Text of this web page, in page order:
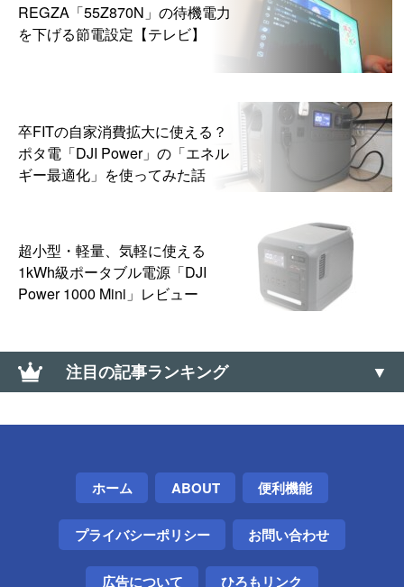
REGZA「55Z870N」の待機電力
を下げる節電設定【テレビ】
卒FITの自家消費拡大に使える？
ポタ電「DJI Power」の「エネル
ギー最適化」を使ってみた話
超小型・軽量、気軽に使える
1kWh級ポータブル電源「DJI
Power 1000 Mini」レビュー
注目の記事ランキング
【Windows】サウンド コントロールパネルの開き方
（サウンドの詳細設定）
Telegramアカウントを削除する方法
【Amazon】コンビニ受け取りの「受取可能」バーコ
ホーム ABOUT 便利機能
プライバシーポリシー お問い合わせ
広告について ひろもリンク